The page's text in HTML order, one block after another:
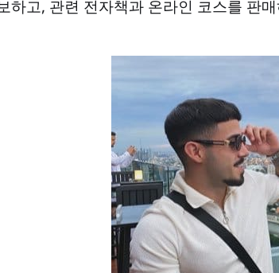
하고, 관련 전자책과 온라인 코스를 판